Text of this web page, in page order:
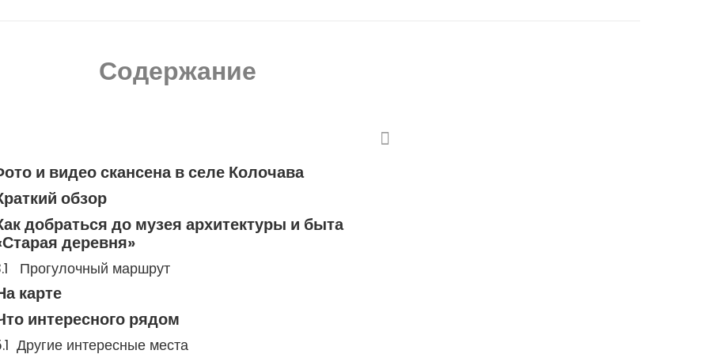
Содержание
и видео скансена в селе Колочава
обзор
добраться до музея архитектуры и быта
деревня»
Прогулочный маршрут
карте
интересного рядом
Другие интересные места